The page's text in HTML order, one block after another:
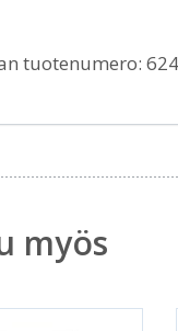
tuotenumero:
myös